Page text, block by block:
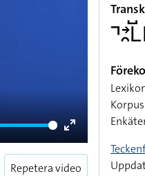
Enter
fullscreen
Repetera video